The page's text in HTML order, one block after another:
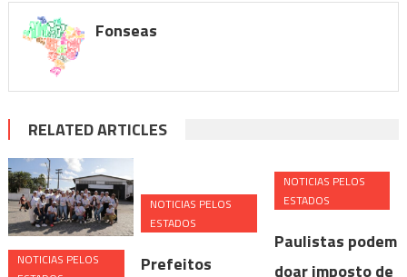
Fonseas
RELATED ARTICLES
NOTICIAS PELOS
NOTICIAS PELOS
ESTADOS
Prefeitos
NOTICIAS PELOS
ESTADOS
Paulistas podem
doar imposto de